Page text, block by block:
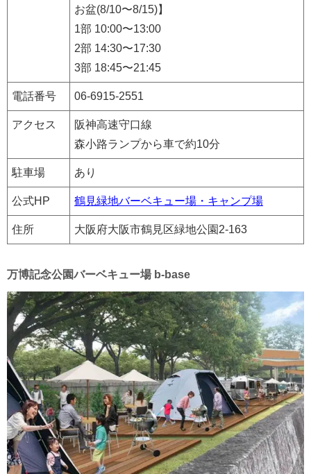
お盆(8/10〜8/15)】
1部 10:00〜13:00
2部 14:30〜17:30
3部 18:45〜21:45
電話番号 06-6915-2551 ​
アクセス
阪神高速守口線
森小路ランプから車で約10分
駐車場 あり
公式HP 鶴見緑地バーベキュー場・キャンプ場
住所 大阪府大阪市鶴見区緑地公園2-163
万博記念公園バーベキュー場 b-base